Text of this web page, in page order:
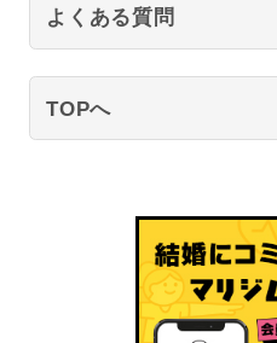
よくある質問
TOPへ